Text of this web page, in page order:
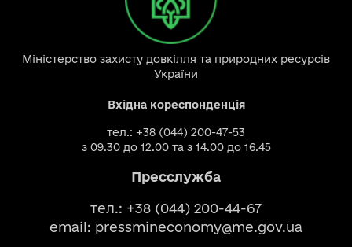
Міністерство захисту довкілля та природних ресурсів
України
Вхідна кореспонденція
тел.: +38 (044) 200-47-53
з 09.30 до 12.00 та з 14.00 до 16.45
Пресслужба
тел.: +38 (044) 200-44-67
email: pressmineconomy@me.gov.ua